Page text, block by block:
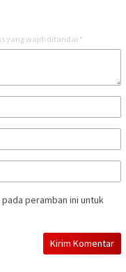
yang wajib ditandai *
peramban ini untuk